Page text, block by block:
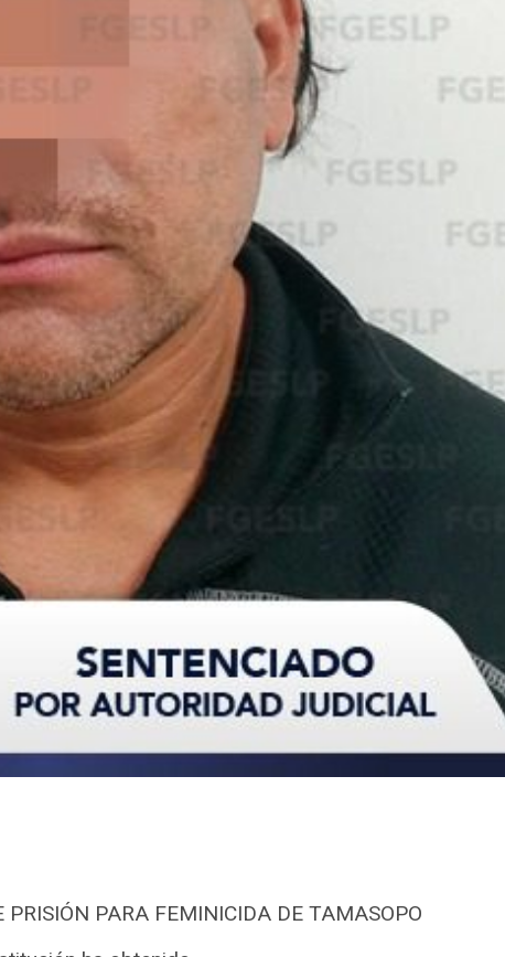
PARA FEMINICIDA DE TAMASOPO